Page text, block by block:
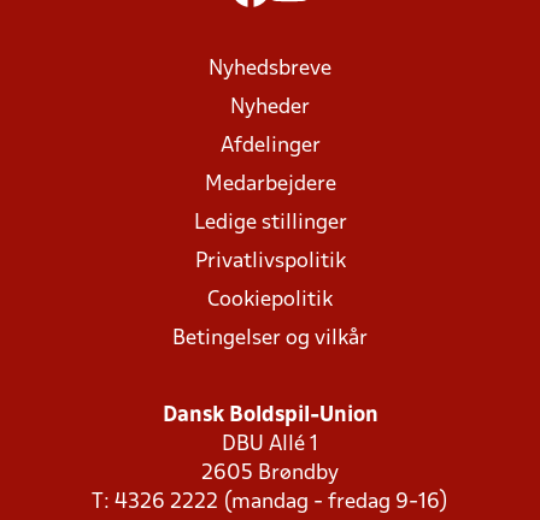
Nyhedsbreve
Nyheder
Afdelinger
Medarbejdere
Ledige stillinger
Privatlivspolitik
Cookiepolitik
Betingelser og vilkår
Dansk Boldspil-Union
DBU Allé 1
2605 Brøndby
T: 4326 2222 (mandag - fredag 9-16)